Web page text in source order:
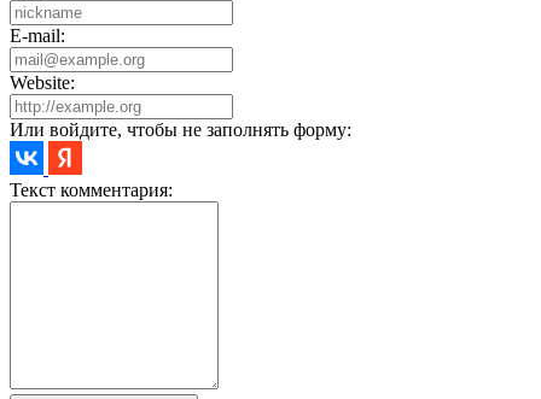
E-mail:
Website:
Или войдите, чтобы не заполнять форму:
Текст комментария: